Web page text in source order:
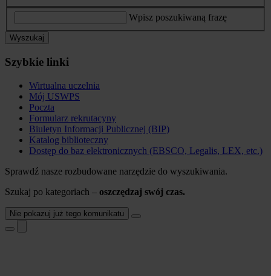
Wpisz poszukiwaną frazę
Wyszukaj
Szybkie linki
Wirtualna uczelnia
Mój USWPS
Poczta
Formularz rekrutacyny
Biuletyn Informacji Publicznej (BIP)
Katalog biblioteczny
Dostęp do baz elektronicznych (EBSCO, Legalis, LEX, etc.)
Sprawdź nasze rozbudowane narzędzie do wyszukiwania.
Szukaj po kategoriach – oszczędzaj swój czas.
Nie pokazuj już tego komunikatu